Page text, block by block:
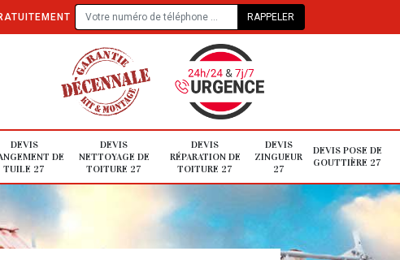
DEVIS
DE
TUILE 27
DEVIS
NETTOYAGE DE
TOITURE 27
DEVIS
RÉPARATION DE
TOITURE 27
DEVIS
ZINGUEUR
27
DEVIS POSE DE
GOUTTIÈRE 27